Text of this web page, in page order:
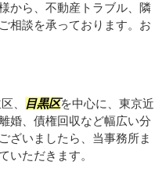
から、不動産トラブル、隣
相談を承っております。お
、 目黒区を中心に、東京近
婚、債権回収など幅広い分
ざいましたら、当事務所ま
いただきます。